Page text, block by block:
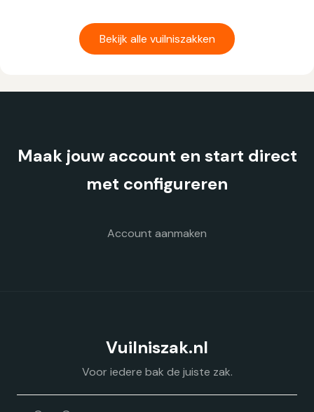
Deze
worden
Bekijk alle vuilniszakken
Maak jouw account en start direct
met configureren
Account aanmaken
Vuilniszak.nl
Voor iedere bak de juiste zak.